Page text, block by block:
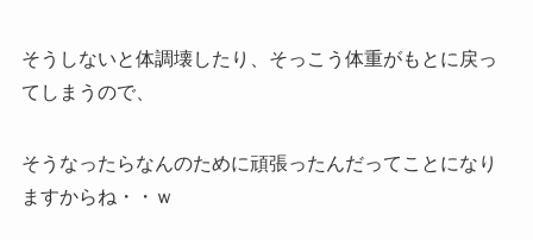
そうしないと体調壊したり、そっこう体重がもとに戻っ
てしまうので、
そうなったらなんのために頑張ったんだってことになり
ますからね・・ｗ